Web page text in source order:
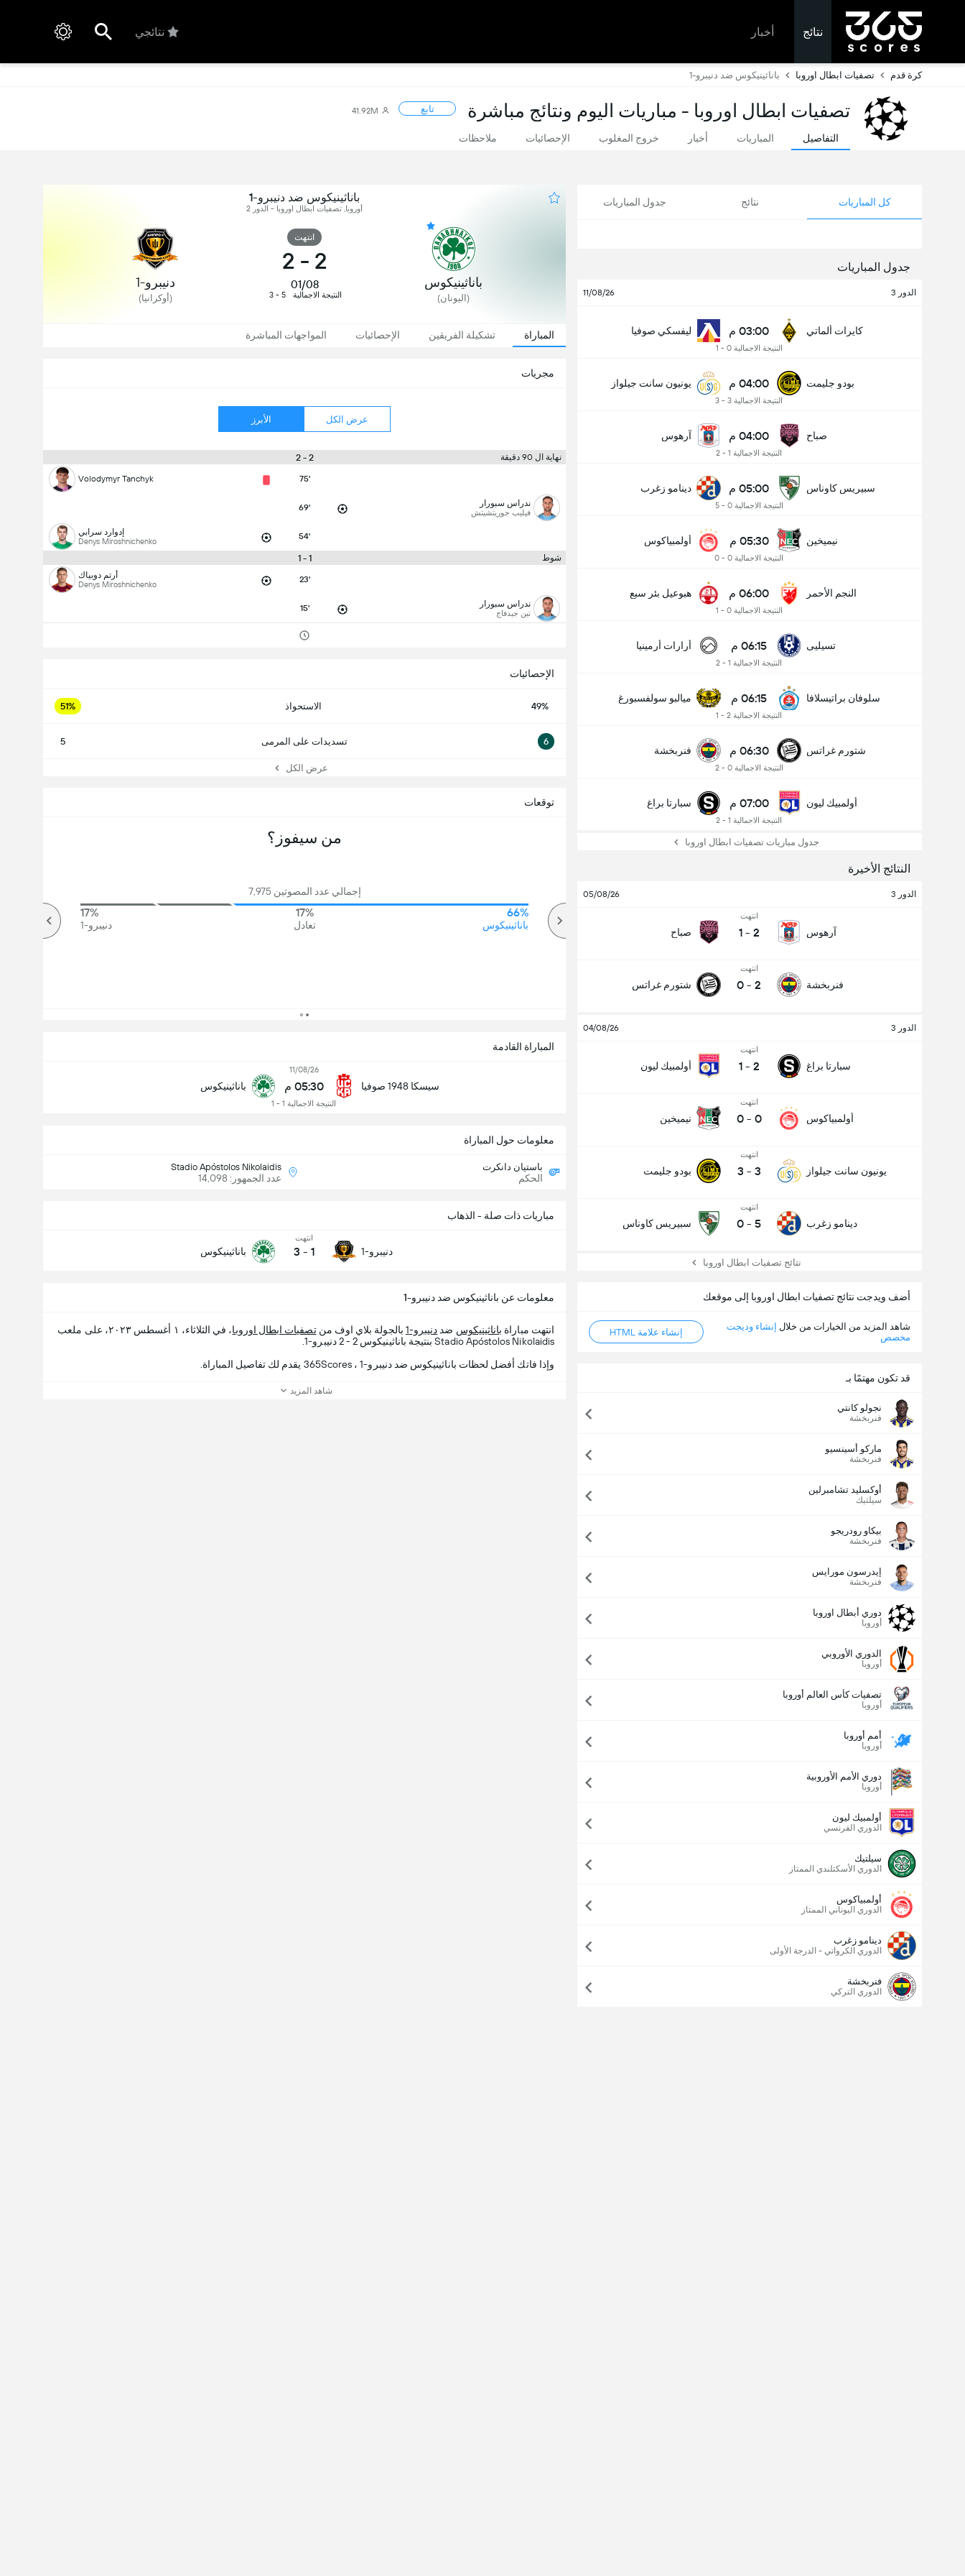
نتائج أخبار نتائجي
كرة قدم تصفيات ابطال اوروبا باناثينيكوس ضد دنيبرو-1
تصفيات ابطال اوروبا - مباريات اليوم ونتائج مباشرة تابع 41.92M
التفاصيل المباريات أخبار خروج المغلوب الإحصائيات ملاحظات
كل المباريات نتائج جدول المباريات
جدول المباريات
الدور 3 11/08/26
كايرات ألماتي 03:00 م
النتيجة الاجمالية 0 - 1
ليفسكي صوفيا
بودو جليمت 04:00 م
النتيجة الاجمالية 3 - 3
يونيون سانت جيلواز
صباح 04:00 م
النتيجة الاجمالية 1 - 2
آرهوس
سبيريس كاوناس 05:00 م
النتيجة الاجمالية 0 - 5
دينامو زغرب
نيميخين 05:30 م
النتيجة الاجمالية 0 - 0
أولمبياكوس
النجم الأحمر 06:00 م
النتيجة الاجمالية 0 - 1
هبوعيل بئر سبع
تسيليى 06:15 م
النتيجة الاجمالية 1 - 2
أرارات أرمينيا
سلوفان براتيسلافا 06:15 م
النتيجة الاجمالية 2 - 1
ميالبو سولفسبورغ
شتورم غراتس 06:30 م
النتيجة الاجمالية 0 - 2
فنربخشة
أولمبيك ليون 07:00 م
النتيجة الاجمالية 1 - 2
سبارتا براغ
جدول مباريات تصفيات ابطال اوروبا
النتائج الأخيرة
الدور 3 05/08/26
آرهوس
انتهت
2
-
1 صباح
فنربخشة
انتهت
2
-
0 شتورم غراتس
الدور 3 04/08/26
سبارتا براغ
انتهت
2
-
1 أولمبيك ليون
أولمبياكوس
انتهت
0
-
0 نيميخين
يونيون سانت جيلواز
انتهت
3
-
3 بودو جليمت
دينامو زغرب
انتهت
5
-
0 سبيريس كاوناس
نتائج تصفيات ابطال اوروبا
أضف ويدجت نتائج تصفيات ابطال اوروبا إلى موقعك
شاهد المزيد من الخيارات من خلال إنشاء وديجت
مخصص
إنشاء علامة HTML
قد تكون مهتمًا بـ
نجولو كانتي
فنربخشة
ماركو أسينسيو
فنربخشة
أوكسليد تشامبرلين
سيلتيك
بيكاو رودريجو
فنربخشة
إيدرسون مورايس
فنربخشة
دوري أبطال اوروبا
أوروبا
الدوري الأوروبي
أوروبا
تصفيات كأس العالم أوروبا
أوروبا
أمم أوروبا
أوروبا
دوري الأمم الأوروبية
أوروبا
أولمبيك ليون
الدوري الفرنسي
سيلتيك
الدوري الأسكتلندي الممتاز
أولمبياكوس
الدوري اليوناني الممتاز
دينامو زغرب
الدوري الكرواتي - الدرجة الأولى
فنربخشة
الدوري التركي
باناثينيكوس ضد دنيبرو-1
أوروبا, تصفيات ابطال اوروبا - الدور 2
باناثينيكوس
(اليونان)
انتهت
2
-
2
01/08
النتيجة الاجمالية 5 - 3
دنيبرو-1
(أوكرانيا)
المباراة تشكيلة الفريقين الإحصائيات المواجهات المباشرة
مجريات
عرض الكل الأبرز
نهاية ال 90 دقيقة 2 - 2
75'
Volodymyr Tanchyk
ندراس سبورار
فيليب جوريتشيتش 69'
54' إدوارد سرابي
Denys Miroshnichenko
شوط 1 - 1
23' أرتم دوبياك
Denys Miroshnichenko
ندراس سبورار
تين جيدفاج 15'
المباراة القادمة
سيسكا 1948 صوفيا
11/08/26
05:30 م
النتيجة الاجمالية 1 - 1
باناثينيكوس
مباريات ذات صلة - الذهاب
دنيبرو-1
انتهت
1
-
3 باناثينيكوس
الإحصائيات
49% الاستحواذ 51%
6 تسديدات على المرمى 5
عرض الكل
معلومات حول المباراة
باستيان دانكرت
الحكم
Stadio Apóstolos Nikolaidis
عدد الجمهور: 14,098
توقعات
من سيفوز؟
إجمالي عدد المصوتين 7,975
66%
باناثينيكوس
17%
تعادل
17%
دنيبرو-1
عدد الاهداف (2.5)
معلومات عن باناثينيكوس ضد دنيبرو-1
انتهت مباراة باناثينيكوس ضد دنيبرو-1 بالجولة بلاي اوف منتصفيات ابطال اوروبا
، في الثلاثاء، ١ أغسطس ٢٠٢٣، على ملعب
Stadio Apóstolos Nikolaidis بنتيجة باناثينيكوس 2 - 2 دنيبرو-1.
وإذا فاتك أفضل لحظات باناثينيكوس ضد دنيبرو-1 ، 365Scores يقدم لك تفاصيل المباراة.
شاهد المزيد